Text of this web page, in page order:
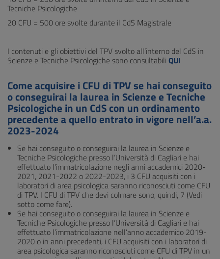
Tecniche Psicologiche
20 CFU = 500 ore svolte durante il CdS Magistrale
I contenuti e gli obiettivi del TPV svolto all’interno del CdS in
Scienze e Tecniche Psicologiche sono consultabili QUI
Come acquisire i CFU di TPV se hai conseguito
o conseguirai la laurea in Scienze e Tecniche
Psicologiche in un CdS con un ordinamento
precedente a quello entrato in vigore nell’a.a.
2023-2024
Se hai conseguito o conseguirai la laurea in Scienze e
Tecniche Psicologiche presso l’Università di Cagliari e hai
effettuato l’immatricolazione negli anni accademici 2020-
2021, 2021-2022 o 2022-2023, i 3 CFU acquisiti con i
laboratori di area psicologica saranno riconosciuti come CFU
di TPV. I CFU di TPV che devi colmare sono, quindi, 7 (Vedi
sotto come fare).
Se hai conseguito o conseguirai la laurea in Scienze e
Tecniche Psicologiche presso l’Università di Cagliari e hai
effettuato l’immatricolazione nell’anno accademico 2019-
2020 o in anni precedenti, i CFU acquisiti con i laboratori di
area psicologica saranno riconosciuti come CFU di TPV in un